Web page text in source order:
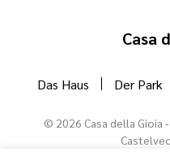
Casa
Das Haus Der Park
© 2026 Casa della Gioia